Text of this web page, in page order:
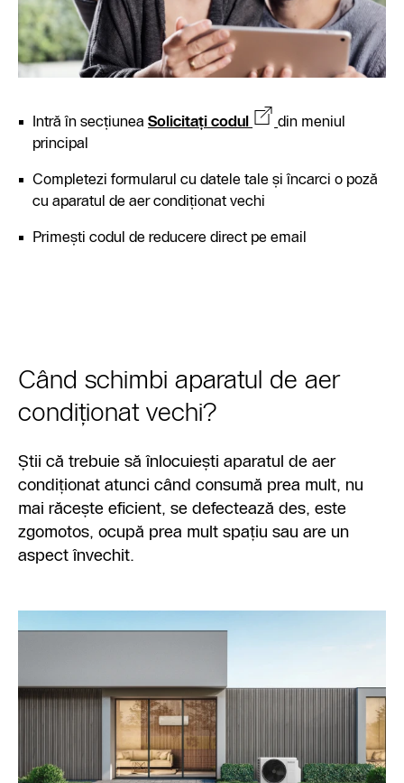
Intră în secțiuneaSolicitați codul
din meniul
principal
Completezi formularul cu datele tale și încarci o poză
cu aparatul de aer condiționat vechi
Primești codul de reducere direct pe email
Când schimbi aparatul de aer
condiționat vechi?
Știi că trebuie să înlocuiești aparatul de aer
condiționat atunci când consumă prea mult, nu
mai răcește eficient, se defectează des, este
zgomotos, ocupă prea mult spațiu sau are un
aspect învechit.